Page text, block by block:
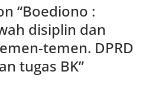
“Boediono :
disiplin dan
temen. DPRD
tugas BK”